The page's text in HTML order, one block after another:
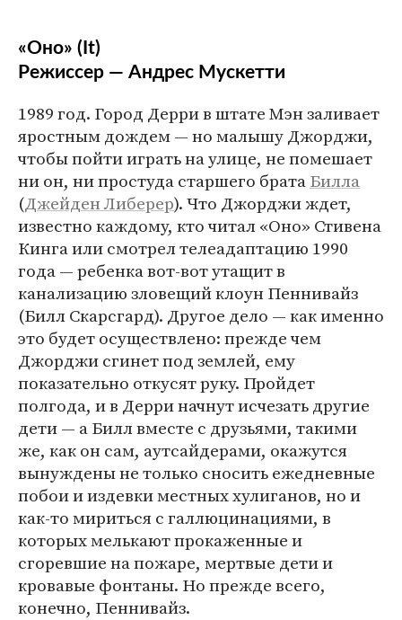
«Оно» (It)
Режиссер — Андрес Мускетти
1989 год. Город Дерри в штате Мэн заливает
яростным дождем — но малышу Джорджи,
чтобы пойти играть на улице, не помешает
ни он, ни простуда старшего братаБилла
(Джейден Либерер). Что Джорджи ждет,
известно каждому, кто читал «Оно» Стивена
Кинга или смотрел телеадаптацию 1990
года — ребенка вот-вот утащит в
канализацию зловещий клоун Пеннивайз
(Билл Скарсгард). Другое дело — как именно
это будет осуществлено: прежде чем
Джорджи сгинет под землей, ему
показательно откусят руку. Пройдет
полгода, и в Дерри начнут исчезать другие
дети — а Билл вместе с друзьями, такими
же, как он сам, аутсайдерами, окажутся
вынуждены не только сносить ежедневные
побои и издевки местных хулиганов, но и
как-то мириться с галлюцинациями, в
которых мелькают прокаженные и
сгоревшие на пожаре, мертвые дети и
кровавые фонтаны. Но прежде всего,
конечно, Пеннивайз.